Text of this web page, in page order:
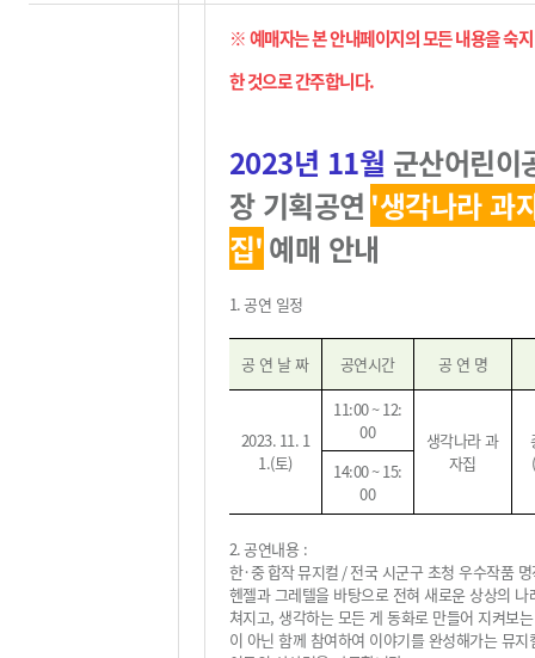
※ 예매자는 본 안내페이지의 모든 내용을 숙
한 것으로 간주합니다.
2023년 11월 군산어린이
장 기획공연 '생각나라 과
집'예매 안내
1.공연 일정
공 연 날 짜 공연시간 공 연 명
2023. 11. 1
1.(토)
11:00 ~ 12:
00
생각나라 과
자집
14:00 ~ 15:
00
2.공연내용 :
한·중 합작 뮤지컬 /전국 시군구 초청 우수작품
헨젤과 그레텔을 바탕으로 전혀 새로운 상상의 나
쳐지고, 생각하는 모든 게 동화로 만들어 지켜보
이 아닌 함께 참여하여 이야기를 완성해가는 뮤지